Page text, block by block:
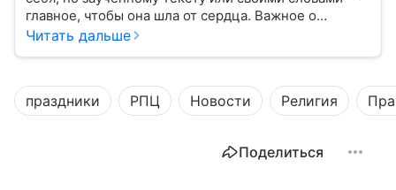
главное, чтобы она шла от сердца. Важное о
значении молитв — в нашем материале.
Читать дальше
праздники РПЦ Новости Религия
Поделиться